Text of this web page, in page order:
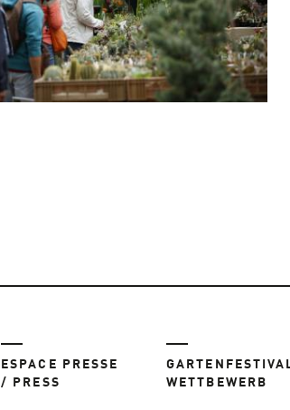
ESPACE PRESSE
/ PRESS
WETTBEWERB